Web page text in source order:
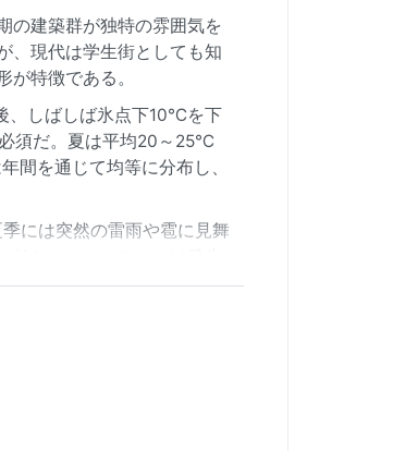
の建築群が独特の雰囲気を
、現代は学生街としても知
特徴である。
、しばしば氷点下10℃を下
須だ。夏は平均20～25℃
間を通じて均等に分布し、
には突然の雷雨や雹に見舞
せるが、気候はやや不安定